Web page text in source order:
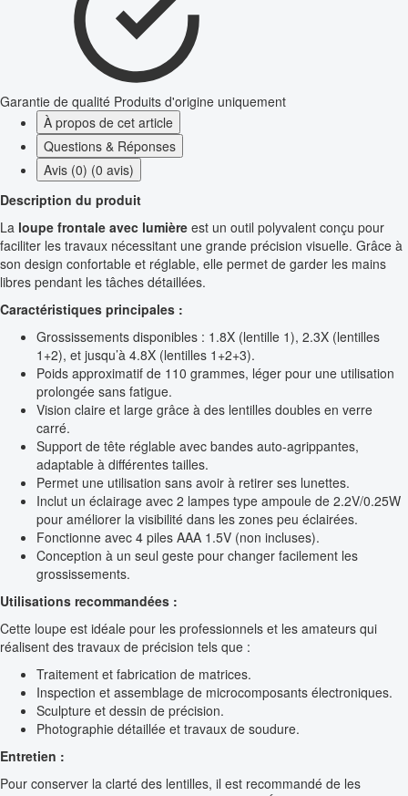
Garantie de qualité Produits d'origine uniquement
À propos de cet article
Questions & Réponses
Avis (0) (0 avis)
Description du produit
La loupe frontale avec lumière est un outil polyvalent conçu pour
faciliter les travaux nécessitant une grande précision visuelle. Grâce à
son design confortable et réglable, elle permet de garder les mains
libres pendant les tâches détaillées.
Caractéristiques principales :
Grossissements disponibles : 1.8X (lentille 1), 2.3X (lentilles
1+2), et jusqu’à 4.8X (lentilles 1+2+3).
Poids approximatif de 110 grammes, léger pour une utilisation
prolongée sans fatigue.
Vision claire et large grâce à des lentilles doubles en verre
carré.
Support de tête réglable avec bandes auto-agrippantes,
adaptable à différentes tailles.
Permet une utilisation sans avoir à retirer ses lunettes.
Inclut un éclairage avec 2 lampes type ampoule de 2.2V/0.25W
pour améliorer la visibilité dans les zones peu éclairées.
Fonctionne avec 4 piles AAA 1.5V (non incluses).
Conception à un seul geste pour changer facilement les
grossissements.
Utilisations recommandées :
Cette loupe est idéale pour les professionnels et les amateurs qui
réalisent des travaux de précision tels que :
Traitement et fabrication de matrices.
Inspection et assemblage de microcomposants électroniques.
Sculpture et dessin de précision.
Photographie détaillée et travaux de soudure.
Entretien :
Pour conserver la clarté des lentilles, il est recommandé de les